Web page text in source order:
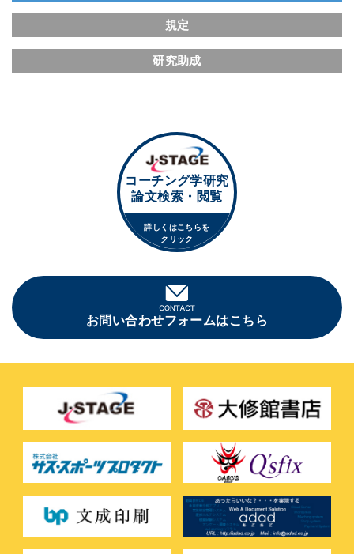
規定
研究助成
コーチング学研究
論文検索・閲覧
詳しくはこちらを
クリック
お問い合わせフォームはこちら